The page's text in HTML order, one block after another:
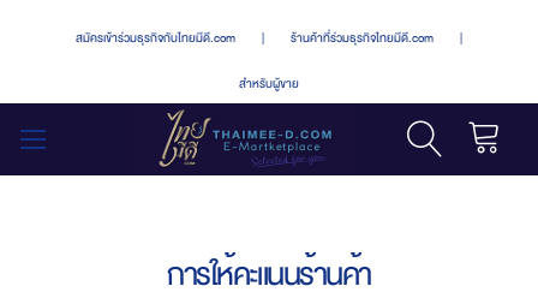
สมัครเข้าร่วมธุรกิจกับไทยมีดี.com | ร้านค้าที่ร่วมธุรกิจไทยมีดี.com |
สำหรับผู้ขาย
การให้คะแนนร้านค้า